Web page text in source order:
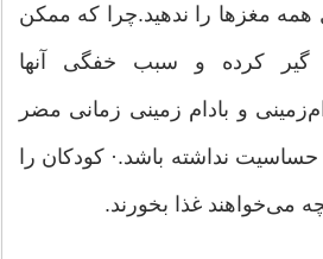
همه مغزها را ندهید.چرا که ممکن
گیر کرده و سبب خفگی آنها
و بادام زمینی زمانی مضر
نداشته باشد.· کودکان را
می‌خواهند غذا بخورند.